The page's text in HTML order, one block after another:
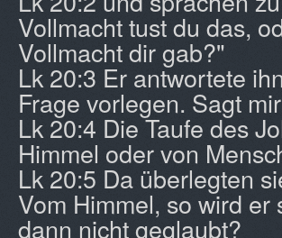
Vollmacht tust du das,
Vollmacht dir gab?"
Lk 20:3 Er antwortete
Frage vorlegen. Sagt
Lk 20:4 Die Taufe des
Himmel oder von
Lk 20:5 Da überlegten
Vom Himmel, so wird
dann nicht geglaubt?